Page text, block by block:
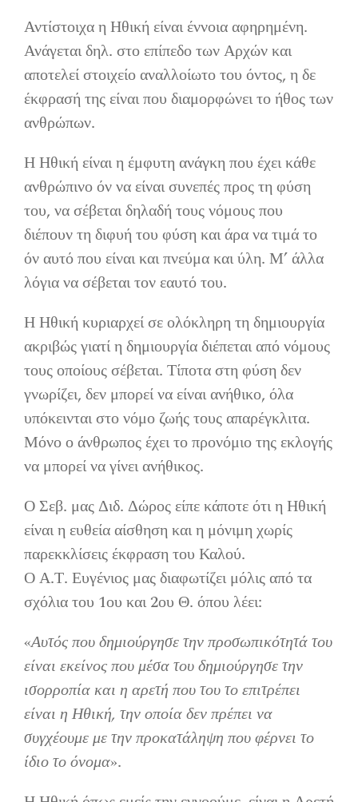
Αντίστοιχα η Ηθική είναι έννοια αφηρημένη.
Ανάγεται δηλ. στο επίπεδο των Αρχών και
αποτελεί στοιχείο αναλλοίωτο του όντος, η δε
έκφρασή της είναι που διαμορφώνει το ήθος των
ανθρώπων.
Η Ηθική είναι η έμφυτη ανάγκη που έχει κάθε
ανθρώπινο όν να είναι συνεπές προς τη φύση
του, να σέβεται δηλαδή τους νόμους που
διέπουν τη διφυή του φύση και άρα να τιμά το
όν αυτό που είναι και πνεύμα και ύλη. Μ’ άλλα
λόγια να σέβεται τον εαυτό του.
Η Ηθική κυριαρχεί σε ολόκληρη τη δημιουργία
ακριβώς γιατί η δημιουργία διέπεται από νόμους
τους οποίους σέβεται. Τίποτα στη φύση δεν
γνωρίζει, δεν μπορεί να είναι ανήθικο, όλα
υπόκεινται στο νόμο ζωής τους απαρέγκλιτα.
Μόνο ο άνθρωπος έχει το προνόμιο της εκλογής
να μπορεί να γίνει ανήθικος.
Ο Σεβ. μας Διδ. Δώρος είπε κάποτε ότι η Ηθική
είναι η ευθεία αίσθηση και η μόνιμη χωρίς
παρεκκλίσεις έκφραση του Καλού.
Ο Α.Τ. Ευγένιος μας διαφωτίζει μόλις από τα
σχόλια του 1ου και 2ου Θ. όπου λέει:
«Αυτός που δημιούργησε την προσωπικότητά του
είναι εκείνος που μέσα του δημιούργησε την
ισορροπία και η αρετή που του το επιτρέπει
είναι η Ηθική, την οποία δεν πρέπει να
συγχέουμε με την προκατάληψη που φέρνει το
ίδιο το όνομα».